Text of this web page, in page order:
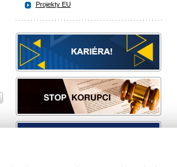
Projekty EU